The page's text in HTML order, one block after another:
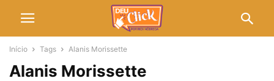
Início Tags Alanis Morissette
Alanis Morissette